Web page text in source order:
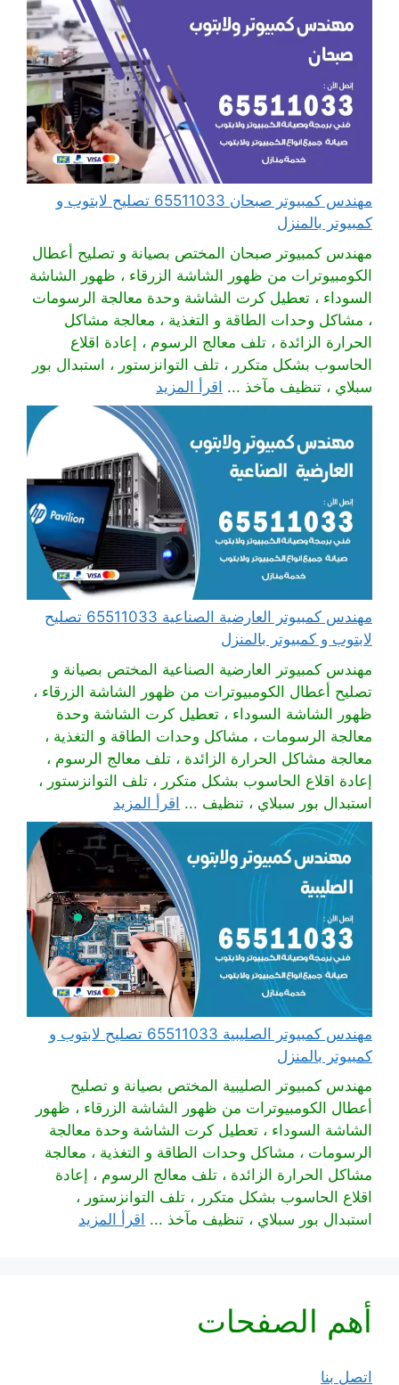
مهندس كمبيوتر صبحان 65511033 تصليح لابتوب و
كمبيوتر بالمنزل
مهندس كمبيوتر صبحان المختص بصيانة و تصليح أعطال
الكومبيوترات من ظهور الشاشة الزرقاء ، ظهور الشاشة
السوداء ، تعطيل كرت الشاشة وحدة معالجة الرسومات
، مشاكل وحدات الطاقة و التغذية ، معالجة مشاكل
الحرارة الزائدة ، تلف معالج الرسوم ، إعادة اقلاع
الحاسوب بشكل متكرر ، تلف التوانزستور ، استبدال بور
سبلاي ، تنظيف مآخذ ... اقرأ المزيد
مهندس كمبيوتر العارضية الصناعية 65511033 تصليح
لابتوب و كمبيوتر بالمنزل
مهندس كمبيوتر العارضية الصناعية المختص بصيانة و
تصليح أعطال الكومبيوترات من ظهور الشاشة الزرقاء ،
ظهور الشاشة السوداء ، تعطيل كرت الشاشة وحدة
معالجة الرسومات ، مشاكل وحدات الطاقة و التغذية ،
معالجة مشاكل الحرارة الزائدة ، تلف معالج الرسوم ،
إعادة اقلاع الحاسوب بشكل متكرر ، تلف التوانزستور ،
استبدال بور سبلاي ، تنظيف ... اقرأ المزيد
مهندس كمبيوتر الصليبية 65511033 تصليح لابتوب و
كمبيوتر بالمنزل
مهندس كمبيوتر الصليبية المختص بصيانة و تصليح
أعطال الكومبيوترات من ظهور الشاشة الزرقاء ، ظهور
الشاشة السوداء ، تعطيل كرت الشاشة وحدة معالجة
الرسومات ، مشاكل وحدات الطاقة و التغذية ، معالجة
مشاكل الحرارة الزائدة ، تلف معالج الرسوم ، إعادة
اقلاع الحاسوب بشكل متكرر ، تلف التوانزستور ،
استبدال بور سبلاي ، تنظيف مآخذ ... اقرأ المزيد
أهم الصفحات
اتصل بنا